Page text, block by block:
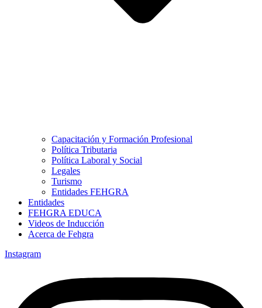
Capacitación y Formación Profesional
Política Tributaria
Política Laboral y Social
Legales
Turismo
Entidades FEHGRA
Entidades
FEHGRA EDUCA
Videos de Inducción
Acerca de Fehgra
Instagram